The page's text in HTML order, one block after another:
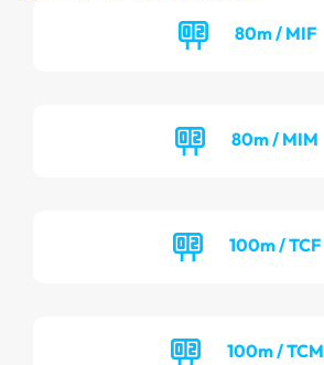
80m / MIF
80m / MIM
100m / TCF
100m / TCM